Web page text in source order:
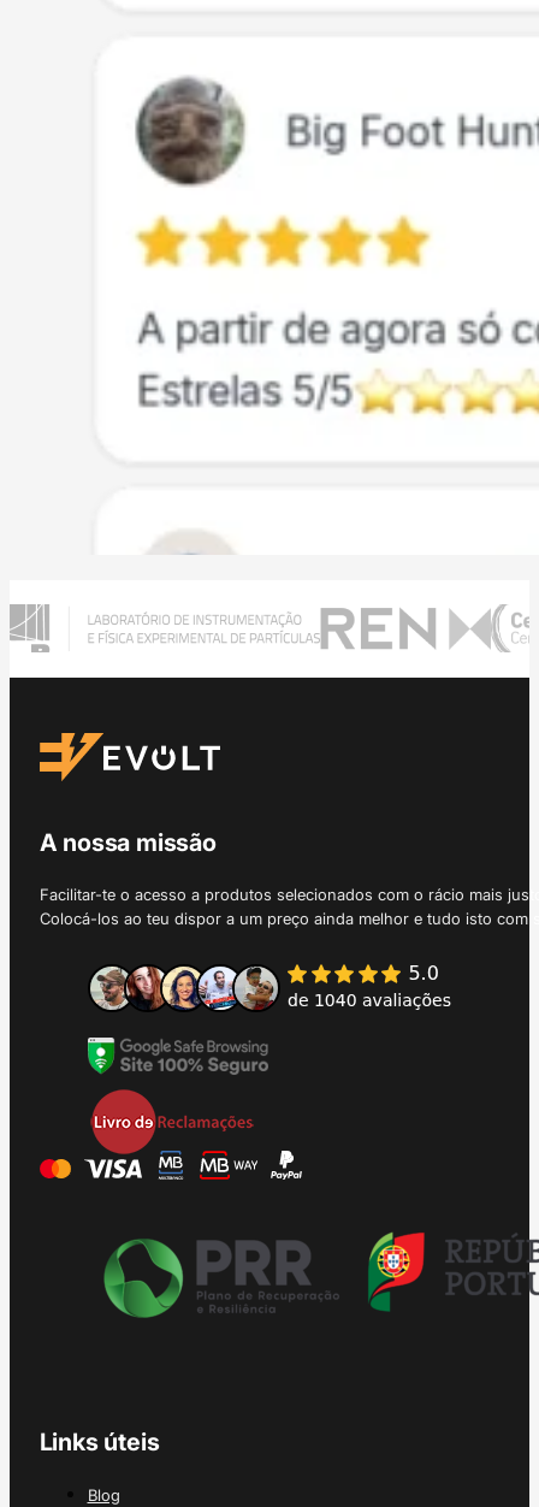
A nossa missão
Facilitar-te o acesso a produtos selecionados com o rácio mais
Colocá-los ao teu dispor a um preço ainda melhor e tudo isto
Links úteis
Blog